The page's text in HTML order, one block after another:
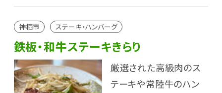
神栖市 ステーキ・ハンバーグ
鉄板・和牛ステーキきらり
厳選された高級肉のス
テーキや常陸牛のハン